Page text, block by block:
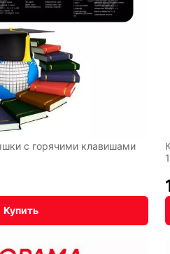
с горячими клавишами
Купить
Абстракция
Подарочная